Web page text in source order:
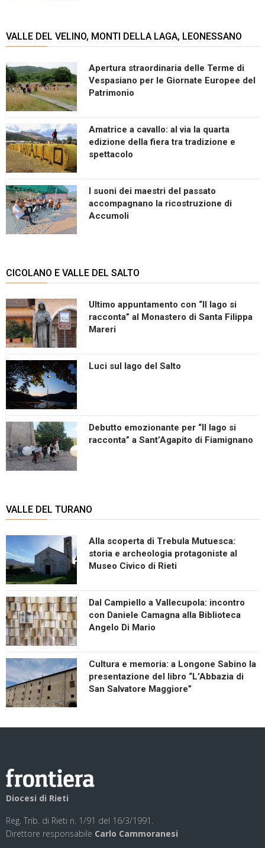
VALLE DEL VELINO, MONTI DELLA LAGA, LEONESSANO
Apertura straordinaria delle Terme di
Vespasiano per le Giornate Europee del
Patrimonio
Amatrice a cavallo: al via la quarta
edizione della fiera tra tradizione e
spettacolo
I suoni dei maestri del passato
accompagnano la ricostruzione di
Accumoli
CICOLANO E VALLE DEL SALTO
Ultimo appuntamento con “Il lago si
racconta” al Monastero di Santa Filippa
Mareri
Luci sul lago del Salto
Debutto emozionante per “Il lago si
racconta” a Sant’Agapito di Fiamignano
VALLE DEL TURANO
Alla scoperta di Trebula Mutuesca:
storia e archeologia protagoniste al
Museo Civico di Rieti
Dal Campiello a Vallecupola: incontro
con Daniele Camagna alla Biblioteca
Angelo Di Mario
Cultura e memoria: a Longone Sabino la
presentazione del libro “L’Abbazia di
San Salvatore Maggiore”
Diocesi di Rieti
Reg. Trib. di Rieti n. 1/91 del 16/3/1991.
Direttore responsabile Carlo Cammoranesi